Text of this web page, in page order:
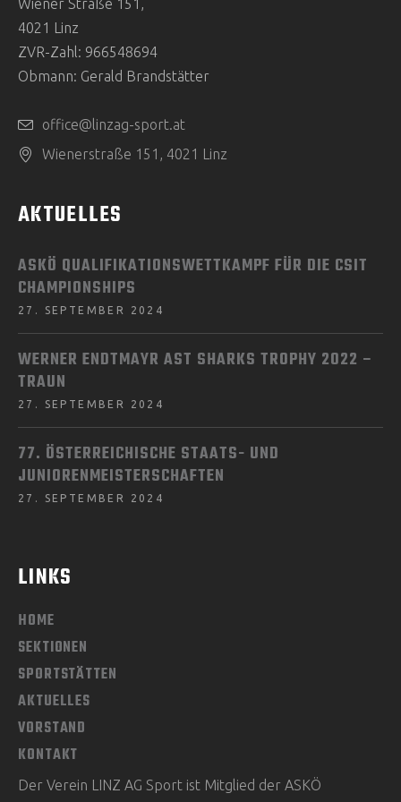
Wiener Straße 151,
4021 Linz
ZVR-Zahl: 966548694
Obmann: Gerald Brandstätter
office@linzag-sport.at
Wienerstraße 151, 4021 Linz
AKTUELLES
ASKÖ QUALIFIKATIONSWETTKAMPF FÜR DIE CSIT
CHAMPIONSHIPS
27. SEPTEMBER 2024
WERNER ENDTMAYR AST SHARKS TROPHY 2022 –
TRAUN
27. SEPTEMBER 2024
77. ÖSTERREICHISCHE STAATS- UND
JUNIORENMEISTERSCHAFTEN
27. SEPTEMBER 2024
LINKS
HOME
SEKTIONEN
SPORTSTÄTTEN
AKTUELLES
VORSTAND
KONTAKT
Der Verein LINZ AG Sport ist Mitglied der ASKÖ